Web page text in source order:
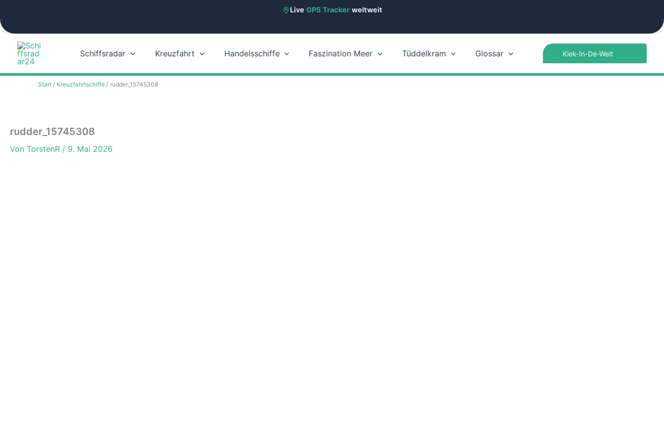
Live GPS Trackerweltweit
Zum
springen
Schiffsradar Kreuzfahrt Handelsschiffe Faszination Meer Tüddelkram Glossar
Start Kreuzfahrtschiffe rudder_15745308
rudder_15745308
Von TorstenR / 9. Mai 2026